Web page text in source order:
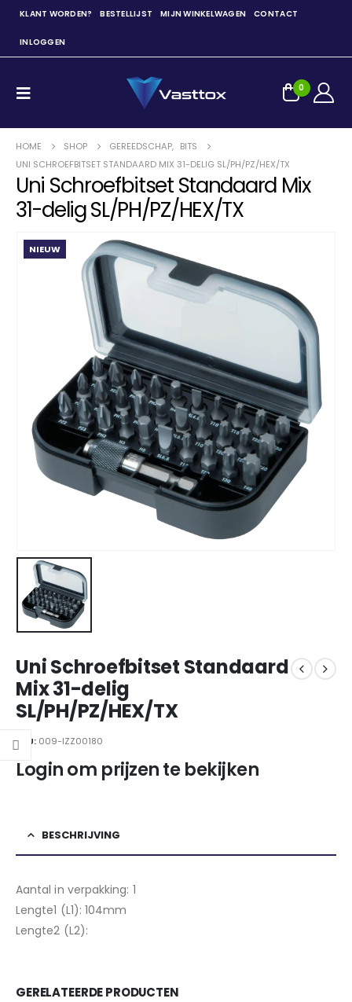
KLANT WORDEN? BESTELLIJST MIJN WINKELWAGEN CONTACT
INLOGGEN
0
HOME SHOP GEREEDSCHAP, BITS
UNI SCHROEFBITSET STANDAARD MIX 31-DELIG SL/PH/PZ/HEX/TX
Uni Schroefbitset Standaard Mix
31-delig SL/PH/PZ/HEX/TX
NIEUW
Uni Schroefbitset Standaard
Mix 31-delig
SL/PH/PZ/HEX/TX
SKU: 009-IZZ00180
Login om prijzen te bekijken
BESCHRIJVING
Aantal in verpakking: 1
Lengte1 (L1): 104mm
Lengte2 (L2):
GERELATEERDE PRODUCTEN